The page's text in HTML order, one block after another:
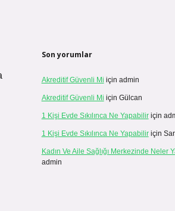
Son yorumlar
Akreditif Güvenli Mi için admin
Akreditif Güvenli Mi için Gülcan
1 Kişi Evde Sıkılınca Ne Yapabiliriçin
1 Kişi Evde Sıkılınca Ne Yapabiliriçin
Kadın Ve Aile Sağlığı Merkezinde Neler
admin